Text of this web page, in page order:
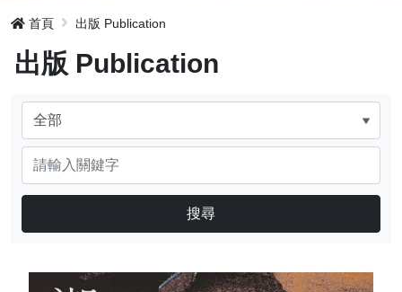
活動 Event
首頁 出版 Publication
出版 Publication